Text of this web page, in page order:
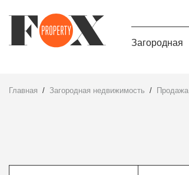
Загородная
Главная Загородная недвижимость Продажа